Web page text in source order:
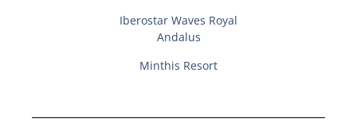
Iberostar Waves Royal
Andalus
Minthis Resort